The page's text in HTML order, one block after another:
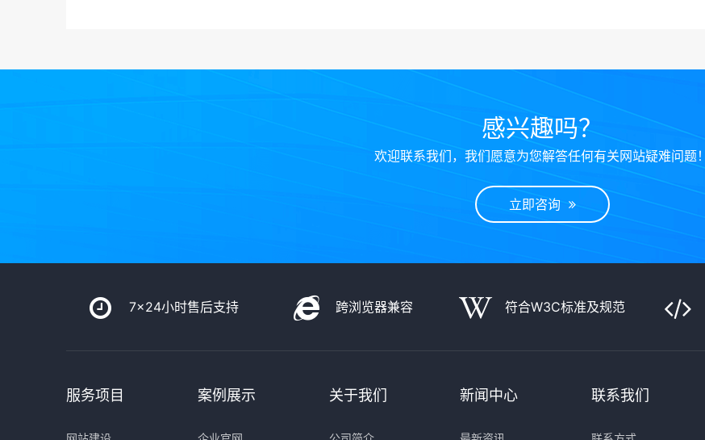
感兴趣吗？
欢迎联系我们，我们愿意为您解答任何有关网站疑难问题！
立即咨询
7x24小时售后支持 跨浏览器兼容 符合W3C标准及规范
服务项目 案例展示 关于我们 新闻中心 联系我们